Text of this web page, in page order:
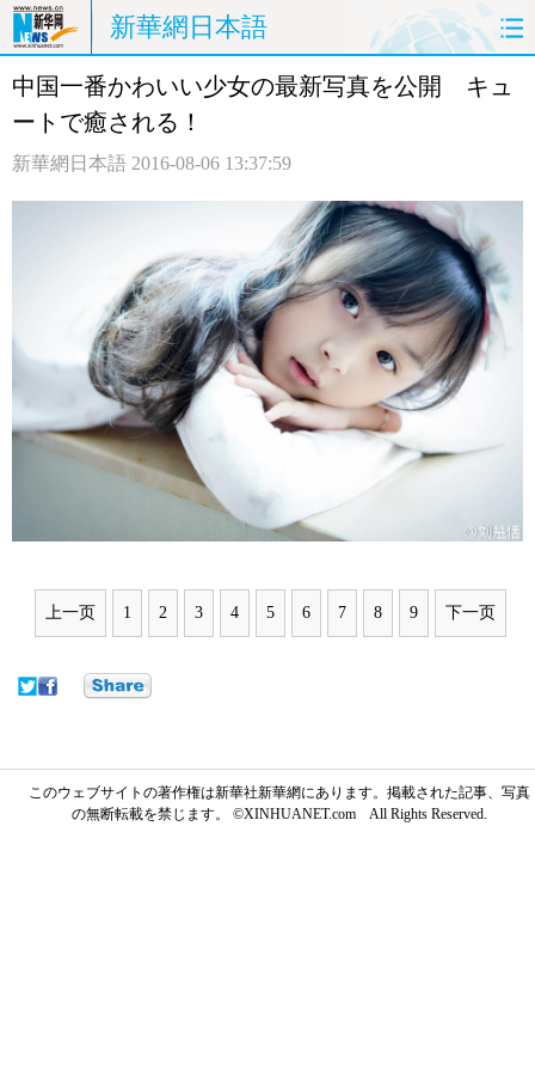
新華網日本語
ホームページ 政治 経済
写真
中国一番かわいい少女の最新写真を公開 キュ
ートで癒される！
新華網日本語 2016-08-06 13:37:59
上一页 1 2 3 4 5 6 7 8 9 下一页
このウェブサイトの著作権は新華社新華網にあります。掲載された記事、写真
の無断転載を禁じます。 ©XINHUANET.com All Rights Reserved.